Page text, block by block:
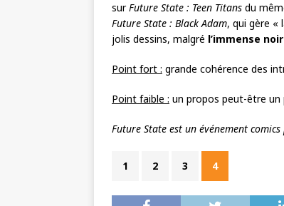
surFuture State : Teen Titans du
Future State : Black Adam, qui gère «
jolis dessins, malgré l’immense
Point fort : grande cohérence des
Point faible : un propos peut-être un
Future State est un événement comics
1 2 3 4